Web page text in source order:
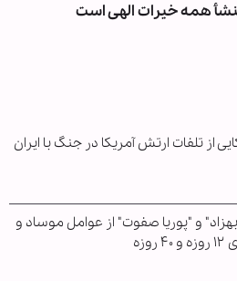
همه خیرات الهی است
از تلفات ارتش آمریکا در جنگ با ایران
بهزاد" و "پوریا صفوت" از عوامل موساد و